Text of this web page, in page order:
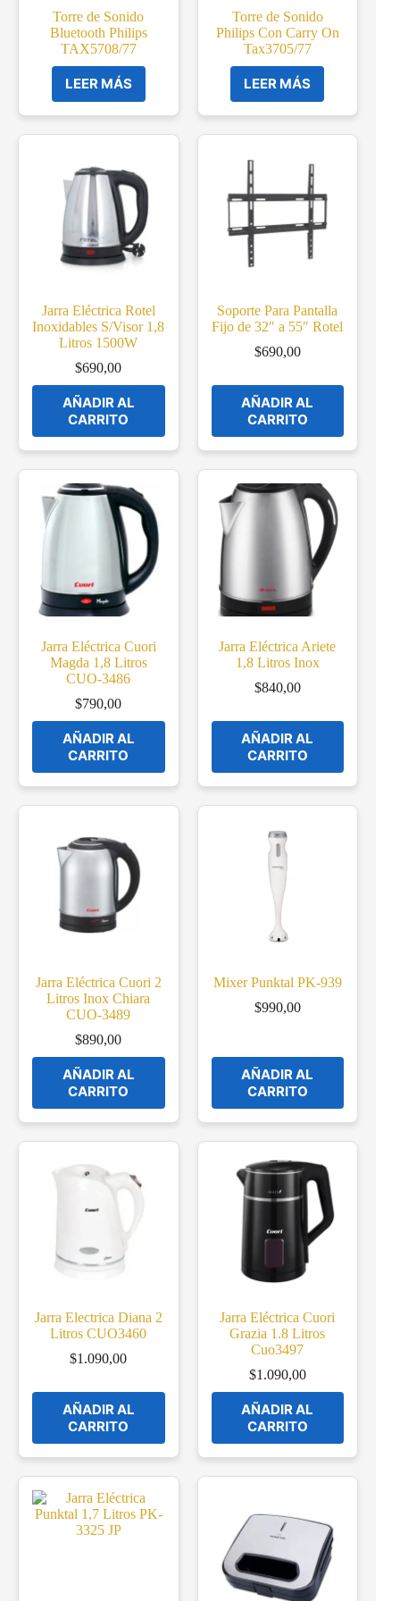
Torre de Sonido
Bluetooth Philips
TAX5708/77
LEER MÁS
Torre de Sonido
Philips Con Carry On
Tax3705/77
LEER MÁS
Jarra Eléctrica Rotel
Inoxidables S/Visor 1,8
Litros 1500W
$690,00
AÑADIR AL
CARRITO
Soporte Para Pantalla
Fijo de 32″ a 55″ Rotel
$690,00
AÑADIR AL
CARRITO
Jarra Eléctrica Cuori
Magda 1,8 Litros
CUO-3486
$790,00
AÑADIR AL
CARRITO
Jarra Eléctrica Ariete
1,8 Litros Inox
$840,00
AÑADIR AL
CARRITO
Jarra Eléctrica Cuori 2
Litros Inox Chiara
CUO-3489
$890,00
AÑADIR AL
CARRITO
Mixer Punktal PK-939
$990,00
AÑADIR AL
CARRITO
Jarra Electrica Diana 2
Litros CUO3460
$1.090,00
AÑADIR AL
CARRITO
Jarra Eléctrica Cuori
Grazia 1.8 Litros
Cuo3497
$1.090,00
AÑADIR AL
CARRITO